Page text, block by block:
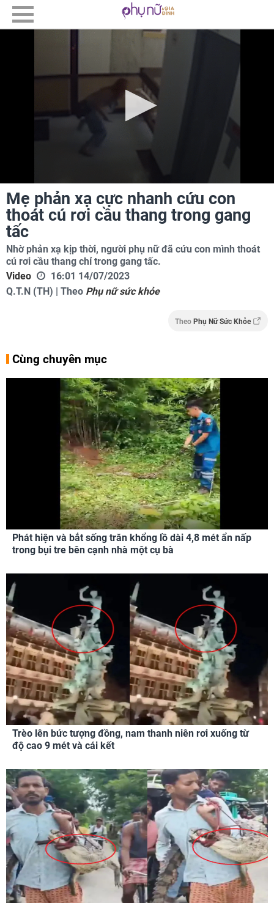
Mẹ phản xạ cực nhanh cứu con
thoát cú rơi cầu thang trong gang
tấc
Nhờ phản xạ kịp thời, người phụ nữ đã cứu con mình thoát
cú rơi cầu thang chỉ trong gang tấc.
Video
16:01 14/07/2023
Q.T.N (TH) | Theo Phụ nữ sức khỏe
Theo Phụ Nữ Sức Khỏe
Cùng chuyên mục
Phát hiện và bắt sống trăn khổng lồ dài 4,8 mét ẩn nấp
trong bụi tre bên cạnh nhà một cụ bà
Trèo lên bức tượng đồng, nam thanh niên rơi xuống từ
độ cao 9 mét và cái kết